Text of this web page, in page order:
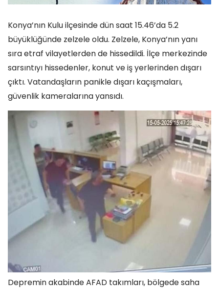
Konya’nın Kulu ilçesinde dün saat 15.46’da 5.2
büyüklüğünde zelzele oldu. Zelzele, Konya’nın yanı
sıra etraf vilayetlerden de hissedildi. İlçe merkezinde
sarsıntıyı hissedenler, konut ve iş yerlerinden dışarı
çıktı. Vatandaşların panikle dışarı kaçışmaları,
güvenlik kameralarına yansıdı.
Depremin akabinde AFAD takımları, bölgede saha